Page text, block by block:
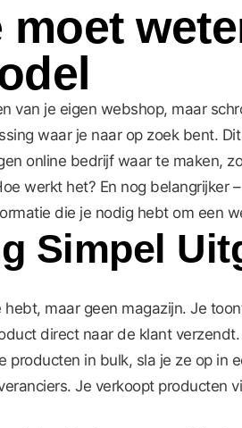
moet
van je eigen webshop, maar
waar je naar op zoek bent.
online bedrijf waar te maken,
werkt het? En nog
die je nodig hebt om een
Simpel
maar geen magazijn. Je
direct naar de klant
producten in bulk, sla je ze op in
Je verkoopt producten